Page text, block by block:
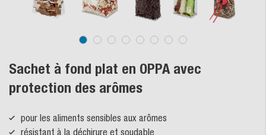
Sachet à fond plat en OPPA avec
protection des arômes
pour les aliments sensibles aux arômes
résistant à la déchirure et soudable